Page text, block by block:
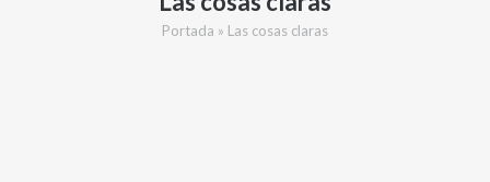
Portada » Las cosas claras